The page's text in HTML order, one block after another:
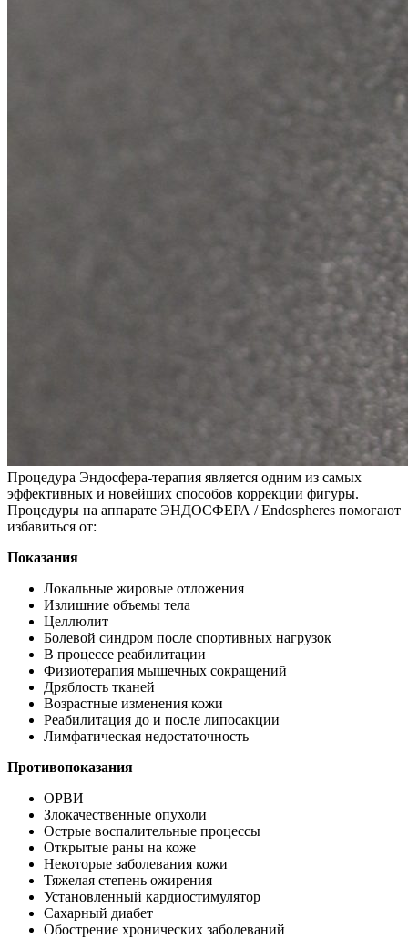
Процедура Эндосфера-терапия является одним из самых
эффективных и новейших способов коррекции фигуры.
Процедуры на аппарате ЭНДОСФЕРА / Endospheres помогают
избавиться от:
Показания
Локальные жировые отложения
Излишние объемы тела
Целлюлит
Болевой синдром после спортивных нагрузок
В процессе реабилитации
Физиотерапия мышечных сокращений
Дряблость тканей
Возрастные изменения кожи
Реабилитация до и после липосакции
Лимфатическая недостаточность
Противопоказания
ОРВИ
Злокачественные опухоли
Острые воспалительные процессы
Открытые раны на коже
Некоторые заболевания кожи
Тяжелая степень ожирения
Установленный кардиостимулятор
Сахарный диабет
Обострение хронических заболеваний